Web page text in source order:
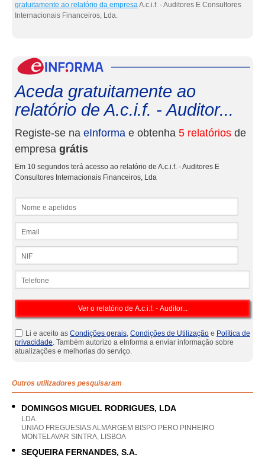
gratuitamente ao relatório da empresaA.c.i.f. - Auditores E Consultores
Internacionais Financeiros, Lda.
Aceda gratuitamente ao
relatório de A.c.i.f. - Auditor...
Registe-se na eInforma e obtenha 5 relatórios de
empresa grátis
Em 10 segundos terá acesso ao relatório de A.c.i.f. - Auditores E
Consultores Internacionais Financeiros, Lda
Li e aceito as Condições gerais, Condições de Utilização e Política de
privacidade. Também autorizo a eInforma a enviar informação sobre
atualizações e melhorias do serviço.
Outros utilizadores pesquisaram
DOMINGOS MIGUEL RODRIGUES, LDA
LDA
UNIAO FREGUESIAS ALMARGEM BISPO PERO PINHEIRO
MONTELAVAR SINTRA, LISBOA
SEQUEIRA FERNANDES, S.A.